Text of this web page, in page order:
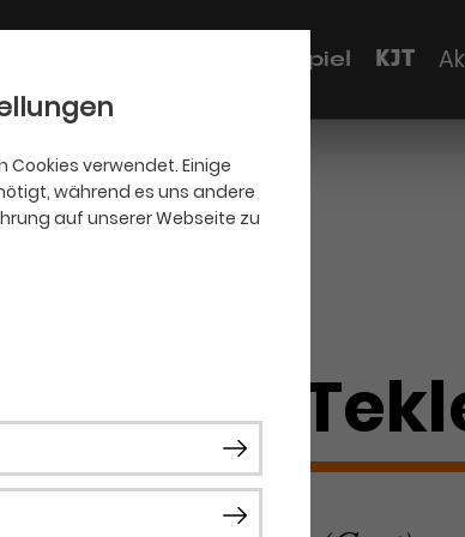
Cookies verwendet. Einige
während es uns andere
auf unserer Webseite zu
Schauspiel KJT
Iman